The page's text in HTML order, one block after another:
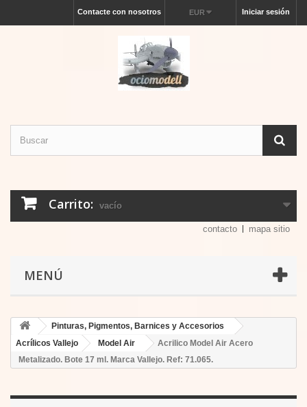
Iniciar sesión
EUR
Contacte con nosotros
Carrito: vacío
contacto mapa sitio
MENÚ
Pinturas, Pigmentos, Barnices y Accesorios
Acrílicos Vallejo
Model Air
Acrilico Model Air Acero
Metalizado. Bote 17 ml. Marca Vallejo. Ref: 71.065.